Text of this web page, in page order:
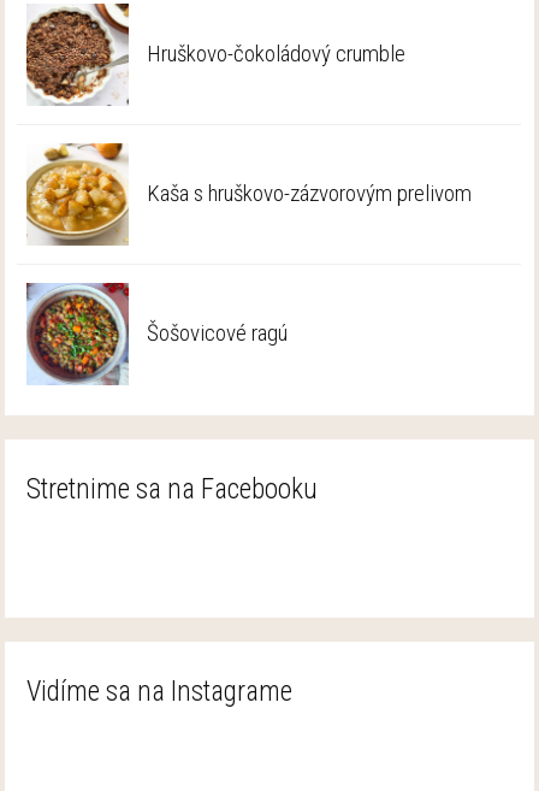
Hruškovo-čokoládový crumble
Kaša s hruškovo-zázvorovým prelivom
Šošovicové ragú
Stretnime sa na Facebooku
Vidíme sa na Instagrame